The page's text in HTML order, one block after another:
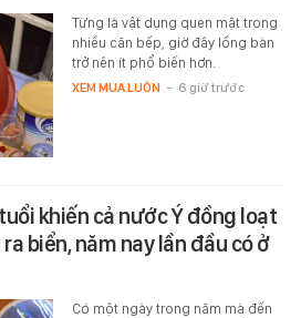
Từng là vật dụng quen mặt trong
nhiều căn bếp, giờ đây lồng bàn
trở nên ít phổ biến hơn.
XEM MUA LUÔN - 6 giờ trước
khiến cả nước Ý đồng loạt
biển, năm nay lần đầu có ở
Có một ngày trong năm mà đến